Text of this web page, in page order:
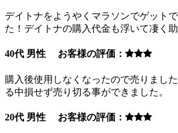
デイトナをようやくマラソンでゲット
た！デイトナの購入代金も浮いて凄く助
40代 男性 お客様の評価：
購入後使用しなくなったので売りまし
る中損せず売り切る事ができました。
20代 男性 お客様の評価：